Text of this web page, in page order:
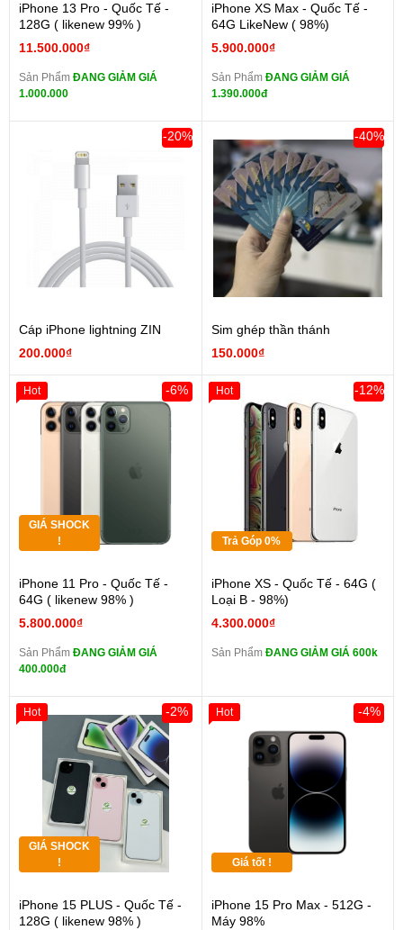
iPhone 13 Pro - Quốc Tế -
128G ( likenew 99% )
11.500.000₫
Sản Phẩm ĐANG GIẢM GIÁ
1.000.000
iPhone XS Max - Quốc Tế -
64G LikeNew ( 98%)
5.900.000₫
Sản Phẩm ĐANG GIẢM GIÁ
1.390.000đ
Cáp iPhone lightning ZIN
200.000₫
-20%
Sim ghép thần thánh
150.000₫
-40%
GIÁ SHOCK
!
iPhone 11 Pro - Quốc Tế -
64G ( likenew 98% )
5.800.000₫
-6%
Sản Phẩm ĐANG GIẢM GIÁ
400.000đ
Hot
Trả Góp 0%
iPhone XS - Quốc Tế - 64G (
Loại B - 98%)
4.300.000₫
-12%
Sản Phẩm ĐANG GIẢM GIÁ 600k
Hot
GIÁ SHOCK
!
iPhone 15 PLUS - Quốc Tế -
128G ( likenew 98% )
-2%
Hot
Giá tốt !
iPhone 15 Pro Max - 512G -
Máy 98%
-4%
Hot